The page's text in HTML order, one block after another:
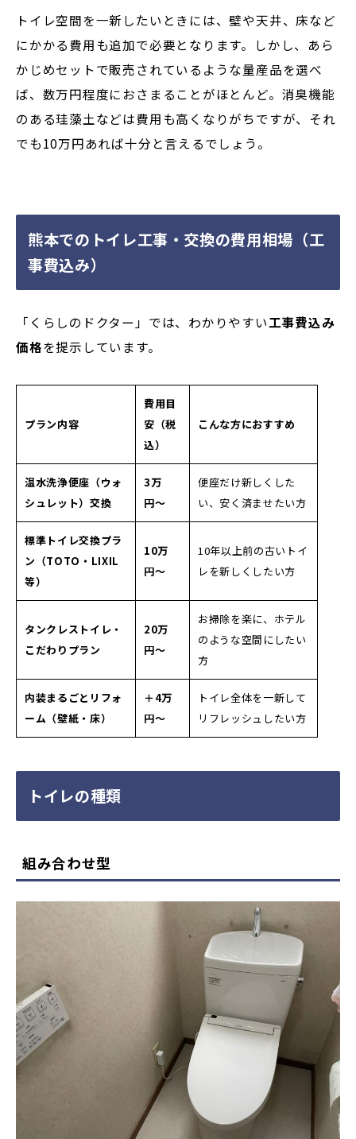
トイレ空間を一新したいときには、壁や天井、床など
にかかる費用も追加で必要となります。しかし、あら
かじめセットで販売されているような量産品を選べ
ば、数万円程度におさまることがほとんど。消臭機能
のある珪藻土などは費用も高くなりがちですが、それ
でも10万円あれば十分と言えるでしょう。
熊本でのトイレ工事・交換の費用相場（工
事費込み）
「くらしのドクター」では、わかりやすい工事費込み
価格を提示しています。
プラン内容
費用目
安（税
込）
こんな方におすすめ
温水洗浄便座（ウォ
シュレット）交換
3万
円〜
便座だけ新しくした
い、安く済ませたい方
標準トイレ交換プラ
ン（TOTO・LIXIL
等）
10万
円〜
10年以上前の古いトイ
レを新しくしたい方
タンクレストイレ・
こだわりプラン
20万
円〜
お掃除を楽に、ホテル
のような空間にしたい
方
内装まるごとリフォ
ーム（壁紙・床）
＋4万
円〜
トイレ全体を一新して
リフレッシュしたい方
トイレの種類
組み合わせ型